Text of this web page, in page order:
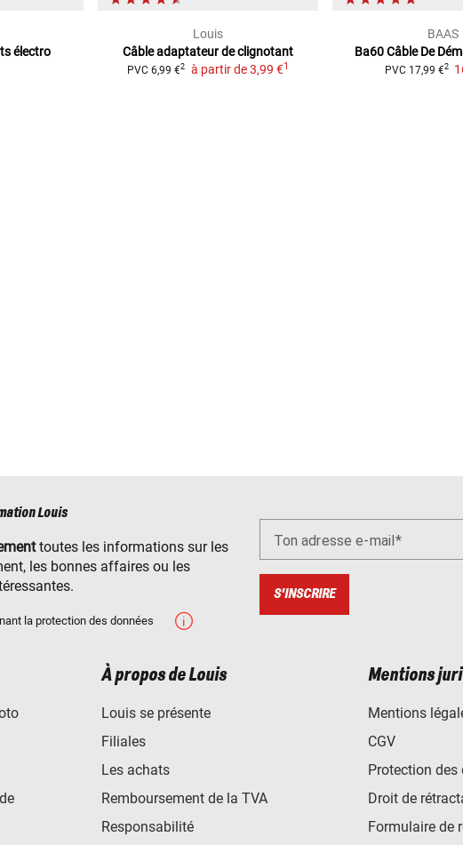
électro
Louis
Câble adaptateur de clignotant
PVC 6,99 €2 à partir de 3,99 €1
BAAS
Ba60 Câble De
PVC 17,99 €2
Louis
toutes les informations sur les
les bonnes affaires ou les
la protection des données
Ton adresse e-mail
S'INSCRIRE
À propos de Louis
Louis se présente
Filiales
Les achats
Remboursement de la TVA
Responsabilité
Mentions
Mentions
CGV
Protection des
Droit de
Formulaire de